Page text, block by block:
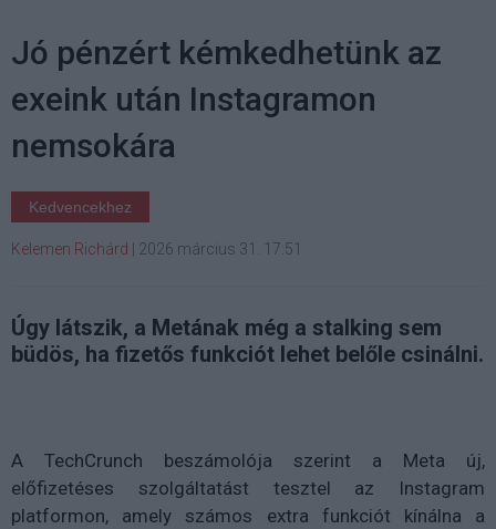
Jó pénzért kémkedhetünk az
exeink után Instagramon
nemsokára
Kedvencekhez
Kelemen Richárd 2026 március 31. 17:51
Úgy látszik, a Metának még a stalking sem
büdös, ha fizetős funkciót lehet belőle csinálni.
A TechCrunch beszámolója szerint a Meta új,
előfizetéses szolgáltatást tesztel az Instagram
platformon, amely számos extra funkciót kínálna a